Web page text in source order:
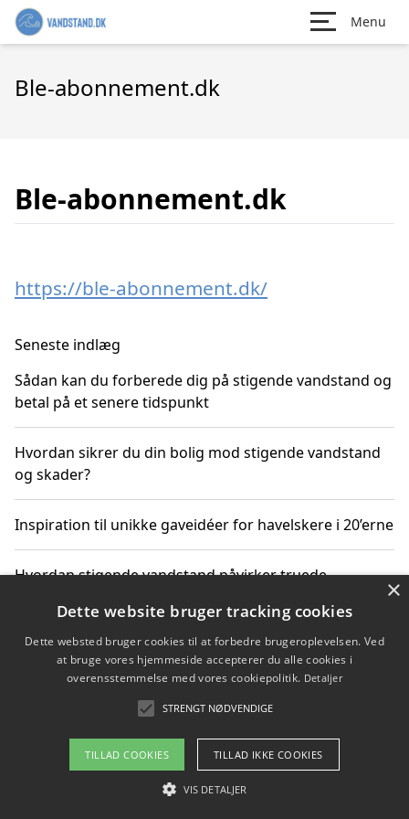
Menu
Ble-abonnement.dk
Ble-abonnement.dk
https://ble-abonnement.dk/
Seneste indlæg
Sådan kan du forberede dig på stigende vandstand og
betal på et senere tidspunkt
Hvordan sikrer du din bolig mod stigende vandstand
og skader?
Inspiration til unikke gaveidéer for havelskere i 20’erne
Hvordan stigende vandstand påvirker truede
Sådan vælger du de bedste vandrerygsække til
vandreture i Danmark
Copyright 2026 - Pilanto Aps
Om / kontakt
×
Dette website bruger tracking cookies
Dette websted bruger cookies til at forbedre brugeroplevelsen. Ved
at bruge vores hjemmeside accepterer du alle cookies i
overensstemmelse med vores cookiepolitik. Detaljer
STRENGT NØDVENDIGE
TILLAD COOKIES TILLAD IKKE COOKIES
VIS DETALJER